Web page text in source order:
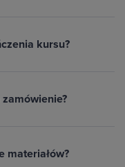
kursu?
Warunkiem jego
Certyfikat
zamówień na
materiałów?